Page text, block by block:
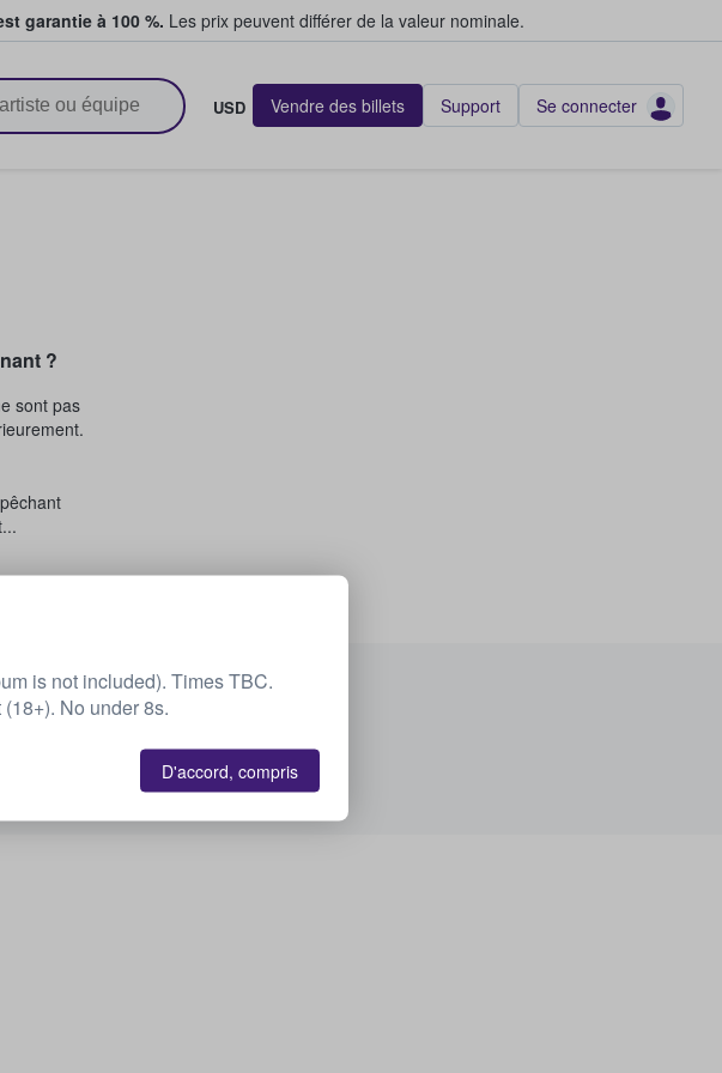
garantie à 100 %. Les prix peuvent différer de la valeur nominale.
USD Vendre des billets Support Se connecter
?
sont pas
veniris not included). Times TBC.
No under 8s.
D'accord, compris